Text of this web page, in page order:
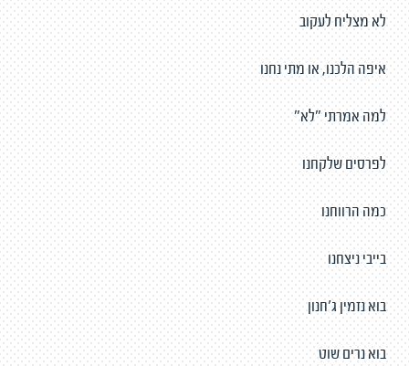
לא מצליח לעקוב
איפה הלכנו, או מתי נחנו
למה אמרתי "לא"
לפרסים שלקחנו
כמה הרווחנו
בייבי ניצחנו
בוא נזמין ג'חנון
בוא נרים שוט